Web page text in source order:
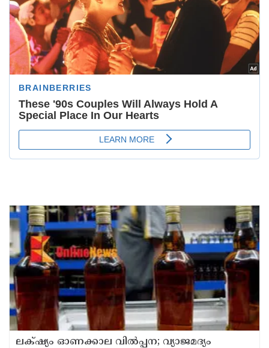
ലക്‌ഷ്യം ഓണക്കാല വിൽപ്പന; വ്യാജമദ്യം